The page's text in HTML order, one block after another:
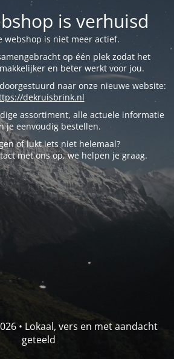
is verhuisd
webshop is niet meer actief.
op één plek zodat het
en beter werkt voor jou.
naar onze nieuwe website:
dekruisbrink.nl
assortiment, alle actuele informatie
je eenvoudig bestellen.
of lukt iets niet helemaal?
met ons op, we helpen je graag.
• Lokaal, vers en met aandacht
geteeld